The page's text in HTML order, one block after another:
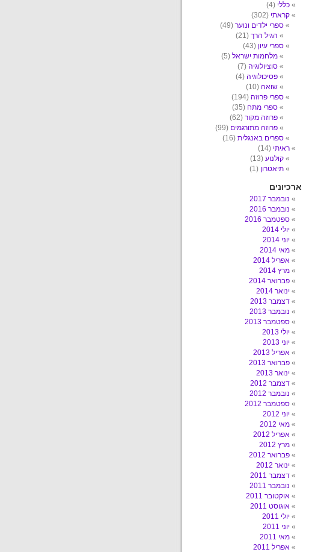
כללי (4)
קראתי (302)
ספרי ילדים ונוער (49)
הגיל הרך (21)
ספרי עיון (43)
מלחמות ישראל (5)
סוציולוגיה (7)
פסיכולוגיה (4)
שואה (10)
ספרי פרוזה (194)
ספרי מתח (35)
פרוזה מקור (62)
פרוזה מתורגמים (99)
ספרים באנגלית (16)
ראיתי (14)
קולנוע (13)
תיאטרון (1)
ארכיונים
נובמבר 2017
נובמבר 2016
ספטמבר 2016
יולי 2014
יוני 2014
מאי 2014
אפריל 2014
מרץ 2014
פברואר 2014
ינואר 2014
דצמבר 2013
נובמבר 2013
ספטמבר 2013
יולי 2013
יוני 2013
אפריל 2013
פברואר 2013
ינואר 2013
דצמבר 2012
נובמבר 2012
ספטמבר 2012
יוני 2012
מאי 2012
אפריל 2012
מרץ 2012
פברואר 2012
ינואר 2012
דצמבר 2011
נובמבר 2011
אוקטובר 2011
אוגוסט 2011
יולי 2011
יוני 2011
מאי 2011
אפריל 2011